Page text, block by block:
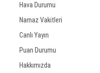
Hava Durumu
Namaz Vakitleri
Canlı Yayın
Puan Durumu
Hakkımızda